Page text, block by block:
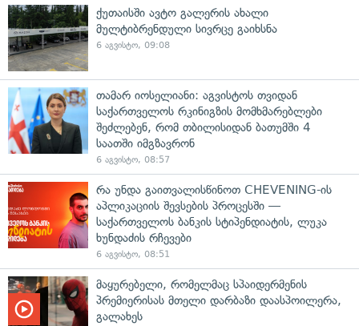
ქუთაისში ავტო გალერის ახალი
მულტიბრენდული სივრცე გაიხსნა
6 აგვისტო, 09:08
თამარ იოსელიანი: აგვისტოს თვიდან
საქართველოს რკინიგზის მომხმარებლები
შეძლებენ, რომ თბილისიდან ბათუმში 4
საათში იმგზავრონ
6 აგვისტო, 08:57
რა უნდა გაითვალისწინოთ CHEVENING-ის
აპლიკაციის შევსების პროცესში —
საქართველოს ბანკის სტიპენდიატის, ლუკა
ხუნდაძის რჩევები
6 აგვისტო, 08:51
მაყურებელი, რომელმაც სპაიდერმენის
პრემიერისას მთელი დარბაზი დაასპოილერა,
გალახეს